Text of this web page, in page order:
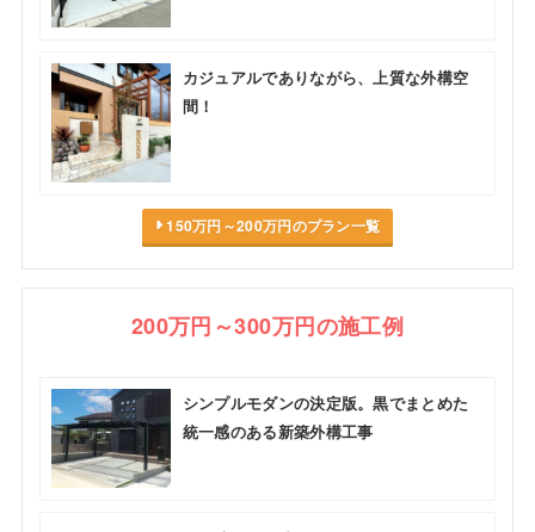
カジュアルでありながら、上質な外構空
間！
150万円～200万円のプラン一覧
200万円～300万円の施工例
シンプルモダンの決定版。黒でまとめた
統一感のある新築外構工事